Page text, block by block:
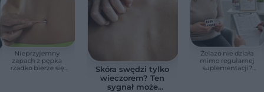
Nieprzyjemny
zapach z pępka
rzadko bierze się
Skóra swędzi tylko
wieczorem? Ten
sygnał może
Żelazo nie działa
mimo regularnej
suplementacji?